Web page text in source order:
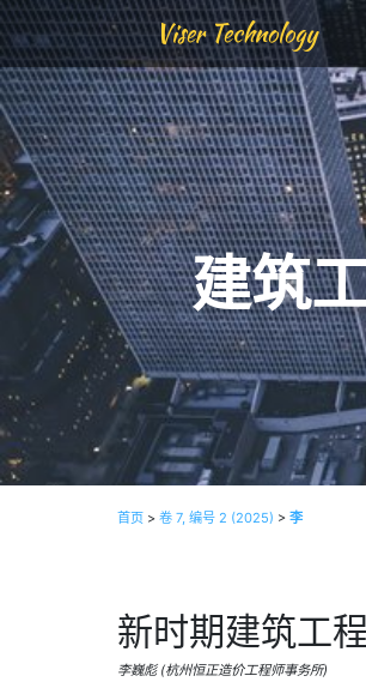
Viser Technology
建筑
首页 > 卷 7, 编号 2 (2025) > 李
新时期建筑工
李巍彪 (杭州恒正造价工程师事务所)